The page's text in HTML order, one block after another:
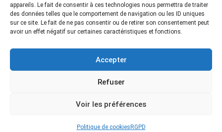
appareils. Le fait de consentir à ces technologies nous permettra de traiter
des données telles que le comportement de navigation ou les ID uniques
sur ce site. Le fait de ne pas consentir ou de retirer son consentement peut
avoir un effet négatif sur certaines caractéristiques et fonctions.
Accepter
Refuser
Voir les préférences
Politique de cookies RGPD
www.ofb.gouv.fr
Préfecture de la Vendée
www.vendee.gouv.fr
Fédération Départementale des Chasseurs de la Vendée
WordPress themes